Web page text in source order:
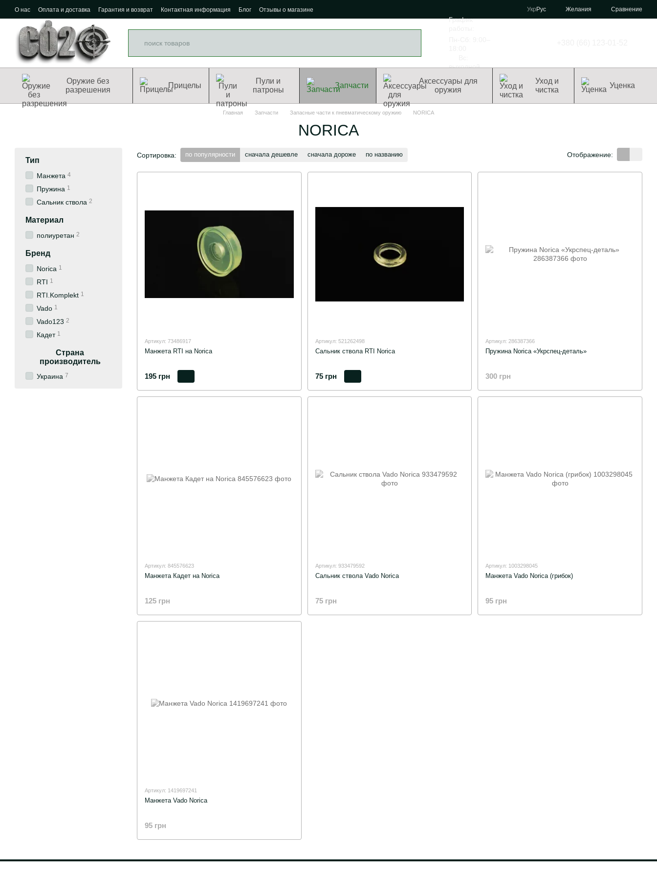
Перейти к основному контенту
О нас Оплата и доставка Гарантия и возврат Контактная информация Блог Отзывы о магазине Укр Рус Желания Сравнение
График
выходной
Оружие без
разрешения
Прицелы
Пули и
патроны
Запчасти
Аксессуары для
оружия
Уход и
чистка
Уценка
Главная Запчасти Запасные части к пневматическому оружию NORICA
NORICA
Сортировка: по популярности сначала дешевле сначала дороже по названию Отображение:
Артикул: 73486917
Манжета RTI на Norica
195 грн
Артикул: 521262498
Сальник ствола RTI Norica
75 грн
Артикул: 286387366
Пружина Norica «Укрспец-деталь»
300 грн
Артикул: 845576623
Манжета Кадет на Norica
125 грн
Артикул: 933479592
Сальник ствола Vado Norica
75 грн
Артикул: 1003298045
Манжета Vado Norica (грибок)
95 грн
Артикул: 1419697241
Манжета Vado Norica
95 грн
Тип
Манжета 4
Пружина 1
Сальник ствола 2
Материал
полиуретан 2
Бренд
Norica 1
RTI 1
RTI.Komplekt 1
Vado 1
Vado123 2
Кадет 1
Страна
производитель
Украина 7